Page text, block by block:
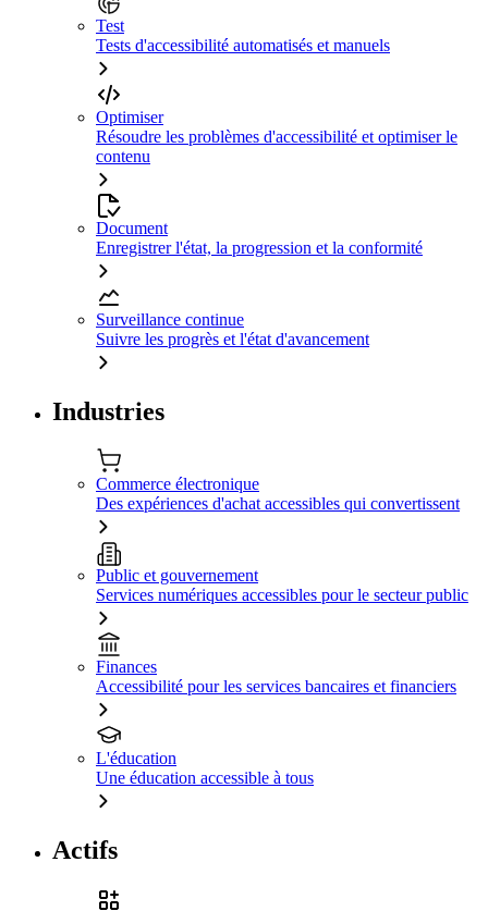
Test
Tests d'accessibilité automatisés et manuels
Optimiser
Résoudre les problèmes d'accessibilité et optimiser le
contenu
Document
Enregistrer l'état, la progression et la conformité
Surveillance continue
Suivre les progrès et l'état d'avancement
Industries
Commerce électronique
Des expériences d'achat accessibles qui convertissent
Public et gouvernement
Services numériques accessibles pour le secteur public
Finances
Accessibilité pour les services bancaires et financiers
L'éducation
Une éducation accessible à tous
Actifs